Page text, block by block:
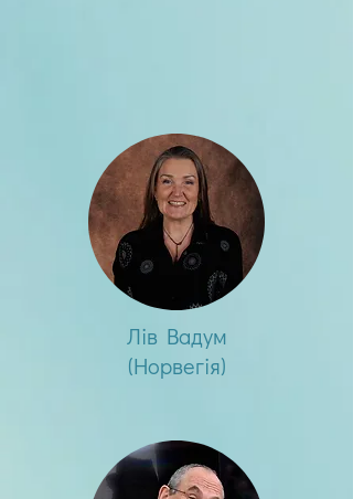
Лів Вадум
(Норвегія)